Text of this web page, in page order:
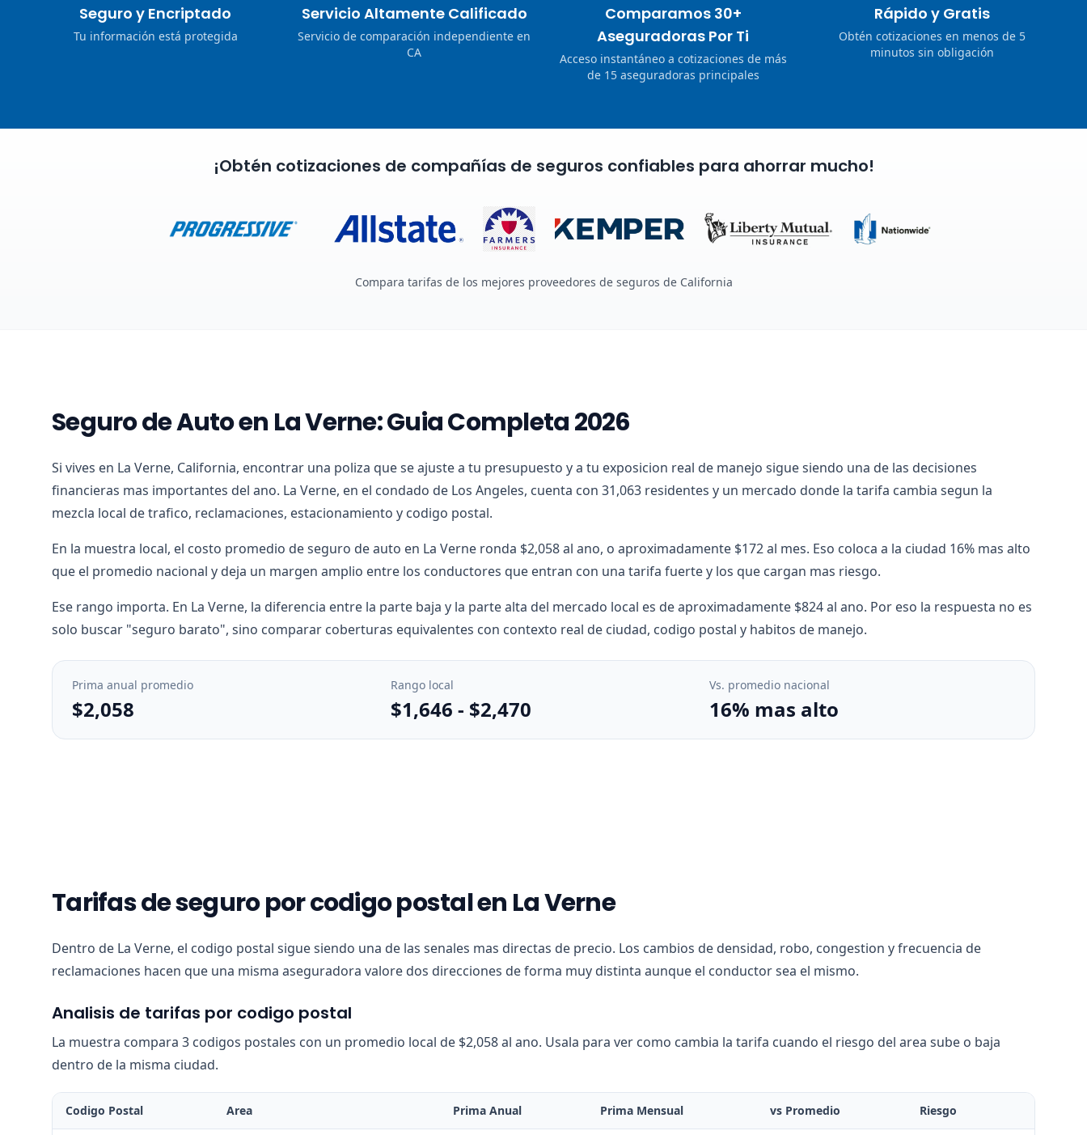
Seguro y Encriptado
Tu información está protegida
Servicio Altamente Calificado
Servicio de comparación independiente en
CA
Comparamos 30+
Aseguradoras Por Ti
Acceso instantáneo a cotizaciones de más
de 15 aseguradoras principales
Rápido y Gratis
Obtén cotizaciones en menos de 5
minutos sin obligación
¡Obtén cotizaciones de compañías de seguros confiables para ahorrar mucho!
Compara tarifas de los mejores proveedores de seguros de California
Seguro de Auto en La Verne: Guia Completa 2026
Si vives en La Verne, California, encontrar una poliza que se ajuste a tu presupuesto y a tu exposicion real de manejo sigue siendo una de las decisiones
financieras mas importantes del ano. La Verne, en el condado de Los Angeles, cuenta con 31,063 residentes y un mercado donde la tarifa cambia segun la
mezcla local de trafico, reclamaciones, estacionamiento y codigo postal.
En la muestra local, el costo promedio de seguro de auto en La Verne ronda $2,058 al ano, o aproximadamente $172 al mes. Eso coloca a la ciudad 16% mas alto
que el promedio nacional y deja un margen amplio entre los conductores que entran con una tarifa fuerte y los que cargan mas riesgo.
Ese rango importa. En La Verne, la diferencia entre la parte baja y la parte alta del mercado local es de aproximadamente $824 al ano. Por eso la respuesta no es
solo buscar "seguro barato", sino comparar coberturas equivalentes con contexto real de ciudad, codigo postal y habitos de manejo.
Prima anual promedio
$2,058
Rango local
$1,646 - $2,470
Vs. promedio nacional
16% mas alto
Tarifas de seguro por codigo postal en La Verne
Dentro de La Verne, el codigo postal sigue siendo una de las senales mas directas de precio. Los cambios de densidad, robo, congestion y frecuencia de
reclamaciones hacen que una misma aseguradora valore dos direcciones de forma muy distinta aunque el conductor sea el mismo.
Analisis de tarifas por codigo postal
La muestra compara 3 codigos postales con un promedio local de $2,058 al ano. Usala para ver como cambia la tarifa cuando el riesgo del area sube o baja
dentro de la misma ciudad.
Codigo Postal Area Prima Anual Prima Mensual vs Promedio Riesgo